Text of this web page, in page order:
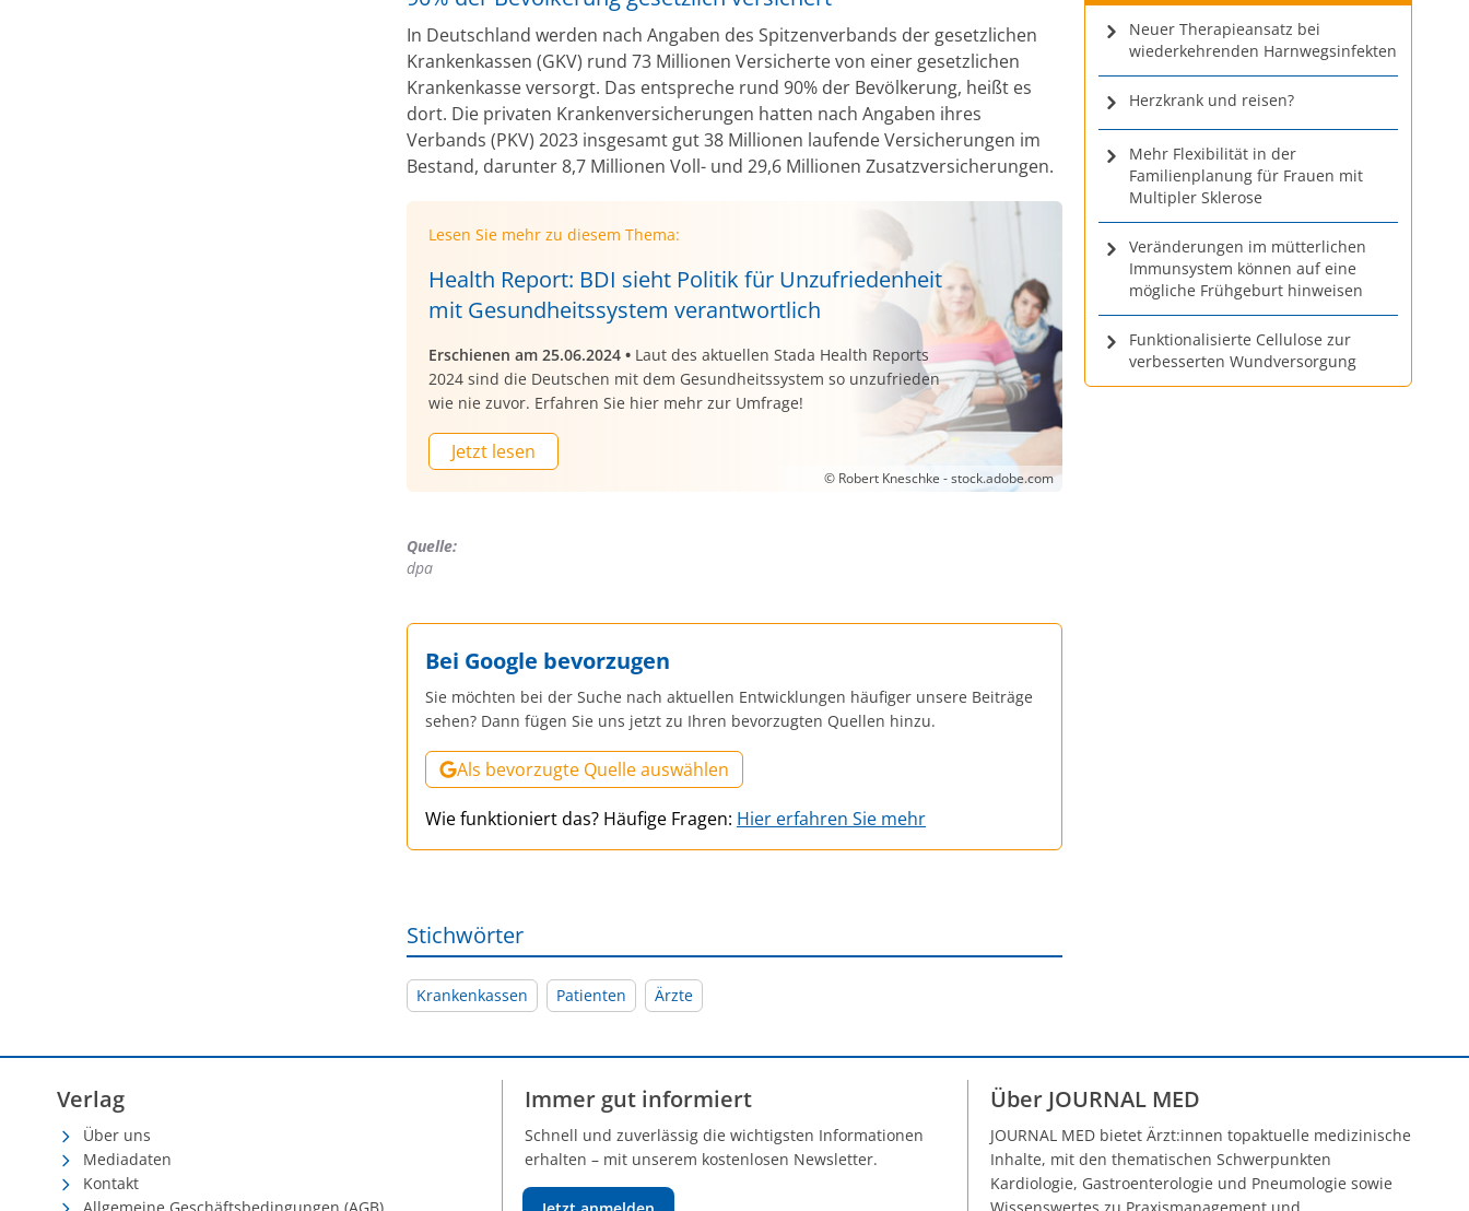
In Deutschland werden nach Angaben des Spitzenverbands der gesetzlichen
Krankenkassen (GKV) rund 73 Millionen Versicherte von einer gesetzlichen
Krankenkasse versorgt. Das entspreche rund 90% der Bevölkerung, heißt es
dort. Die privaten Krankenversicherungen hatten nach Angaben ihres
Verbands (PKV) 2023 insgesamt gut 38 Millionen laufende Versicherungen im
Bestand, darunter 8,7 Millionen Voll- und 29,6 Millionen Zusatzversicherungen.
Lesen Sie mehr zu diesem Thema:
Health Report: BDI sieht Politik für Unzufriedenheit
mit Gesundheitssystem verantwortlich
Erschienen am 25.06.2024 • Laut des aktuellen Stada Health Reports
2024 sind die Deutschen mit dem Gesundheitssystem so unzufrieden
wie nie zuvor. Erfahren Sie hier mehr zur Umfrage!
Jetzt lesen
© Robert Kneschke - stock.adobe.com
Quelle:
dpa
Bei Google bevorzugen
Sie möchten bei der Suche nach aktuellen Entwicklungen häufiger unsere Beiträge
sehen? Dann fügen Sie uns jetzt zu Ihren bevorzugten Quellen hinzu.
Als bevorzugte Quelle auswählen
Wie funktioniert das? Häufige Fragen: Hier erfahren Sie mehr
Stichwörter
Krankenkassen Patienten Ärzte
Neuer Therapieansatz bei
wiederkehrenden Harnwegsinfekten
Herzkrank und reisen?
Mehr Flexibilität in der
Familienplanung für Frauen mit
Multipler Sklerose
Veränderungen im mütterlichen
Immunsystem können auf eine
mögliche Frühgeburt hinweisen
Funktionalisierte Cellulose zur
verbesserten Wundversorgung
Verlag
Über uns
Mediadaten
Kontakt
Allgemeine Geschäftsbedingungen (AGB)
Immer gut informiert
Schnell und zuverlässig die wichtigsten Informationen
erhalten – mit unserem kostenlosen Newsletter.
Über JOURNAL MED
JOURNAL MED bietet Ärzt:innen topaktuelle medizinische
Inhalte, mit den thematischen Schwerpunkten
Kardiologie, Gastroenterologie und Pneumologie sowie
Wissenswertes zu Praxismanagement und